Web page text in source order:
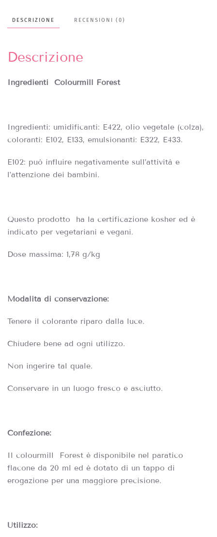
DESCRIZIONE RECENSIONI (0)
Descrizione
Ingredienti Colourmill Forest
Ingredienti: umidificanti: E422, olio vegetale (colza),
coloranti: E102, E133, emulsionanti: E322, E433.
E102: può influire negativamente sull’attività e
l’attenzione dei bambini.
Questo prodotto
ha la certificazione kosher ed è
indicato per vegetariani e vegani.
Dose massima: 1,78 g/kg
Modalità di conservazione:
Tenere il colorante riparo dalla luce.
Chiudere bene ad ogni utilizzo.
Non ingerire tal quale.
Conservare in un luogo fresco e asciutto.
Confezione:
Il colourmill Forest è disponibile nel paratico
flacone da 20 ml ed è dotato di un tappo di
erogazione per una maggiore precisione.
Utilizzo: